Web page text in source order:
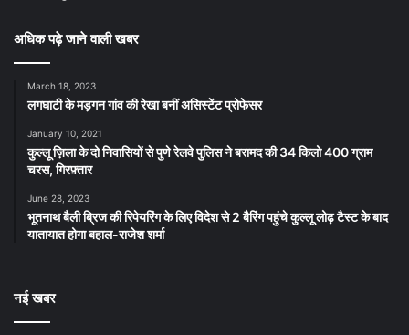
अधिक पढ़े जाने वाली खबर
March 18, 2023
लगघाटी के मड़गन गांव की रेखा बनीं असिस्टेंट प्रोफेसर
January 10, 2021
कुल्लू ज़िला के दो निवासियों से पुणे रेलवे पुलिस ने बरामद की 34 किलो 400 ग्राम
चरस, गिरफ़्तार
June 28, 2023
भूतनाथ बैली ब्रिज की रिपेयरिंग के लिए विदेश से 2 बैरिंग पहुंचे कुल्लू लोढ़ टैस्ट के बाद
यातायात होगा बहाल-राजेश शर्मा
नई खबर